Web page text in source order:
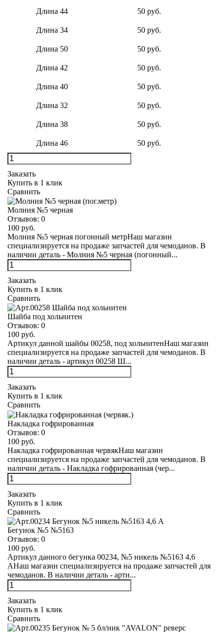
Длина 44 50 руб.
Длина 34 50 руб.
Длина 50 50 руб.
Длина 42 50 руб.
Длина 40 50 руб.
Длина 32 50 руб.
Длина 38 50 руб.
Длина 46 50 руб.
Заказать
Купить в 1 клик
Сравнить
Молния №5 черная
Отзывов: 0
100 руб.
Молния №5 черная погонный метрНаш магазин
специализируется на продаже запчастей для чемоданов. В
наличии деталь - Молния №5 черная (погонный...
Заказать
Купить в 1 клик
Сравнить
Шайба под хольнитен
Отзывов: 0
100 руб.
Артикул данной шайбы 00258, под хольнитенНаш магазин
специализируется на продаже запчастей для чемоданов. В
наличии деталь - артикул 00258 Ш...
Заказать
Купить в 1 клик
Сравнить
Накладка гофрированная
Отзывов: 0
100 руб.
Накладка гофрированная червякНаш магазин
специализируется на продаже запчастей для чемоданов. В
наличии деталь - Накладка гофрированная (чер...
Заказать
Купить в 1 клик
Сравнить
Бегунок №5 №5163
Отзывов: 0
100 руб.
Артикул данного бегунка 00234, №5 никель №5163 4,6
АНаш магазин специализируется на продаже запчастей для
чемоданов. В наличии деталь - арти...
Заказать
Купить в 1 клик
Сравнить